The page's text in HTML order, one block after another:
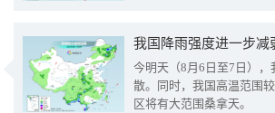
今明天（8月6日至7日）
散。同时，我国高温范围
区将有大范围桑拿天。